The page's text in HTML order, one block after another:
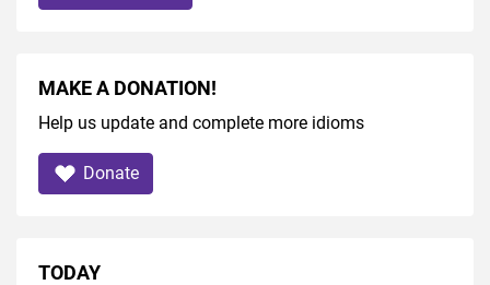
MAKE A DONATION!
Help us update and complete more idioms
Donate
TODAY